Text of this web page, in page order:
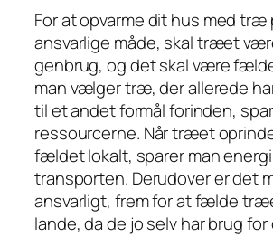
For at opvarme dit hus med træ
ansvarlige måde, skal træet
genbrug, og det skal være
man vælger træ, der allerede
til et andet formål forinden,
ressourcerne. Når træet
fældet lokalt, sparer man
transporten. Derudover er det
ansvarligt, frem for at fælde
lande, da de jo selv har brug